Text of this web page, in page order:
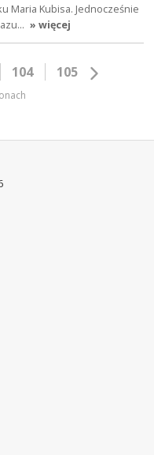
Maria Kubisa. Jednocześnie
» więcej
104 105